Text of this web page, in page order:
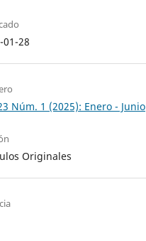
01-28
Núm. 1 (2025): Enero - Junio
Originales